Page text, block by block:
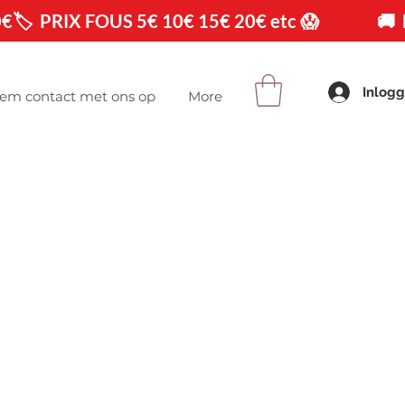
contact met ons op More